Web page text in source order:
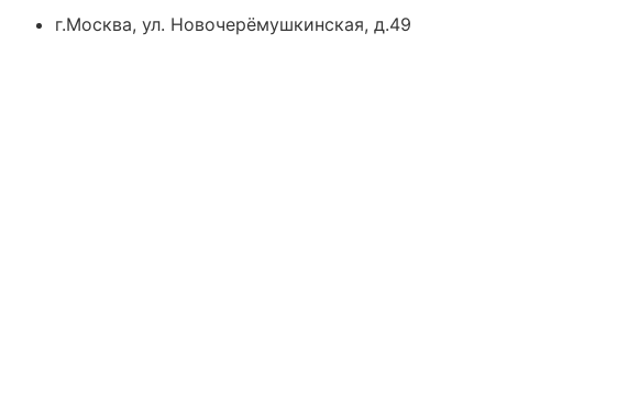
г.Москва, ул. Новочерёмушкинская, д.49